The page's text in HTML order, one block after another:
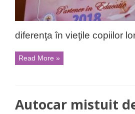
diferenţa în vieţile copiilor
Read More »
Autocar mistuit